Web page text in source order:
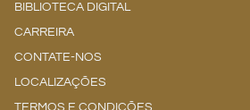
BIBLIOTECA DIGITAL
CARREIRA
CONTATE-NOS
LOCALIZAÇÕES
TERMOS E CONDIÇÕES